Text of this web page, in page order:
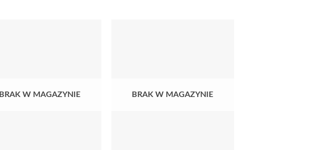
BRAK W MAGAZYNIE BRAK W MAGAZYNIE